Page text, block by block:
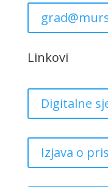
Linkovi
Digitalne
Izjava o